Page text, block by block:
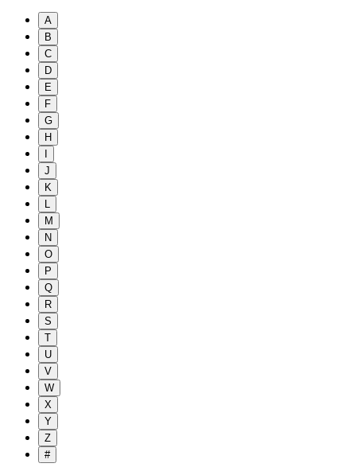
A
B
C
D
E
F
G
H
J
K
L
M
N
O
P
Q
R
S
T
U
V
W
X
Y
Z
#